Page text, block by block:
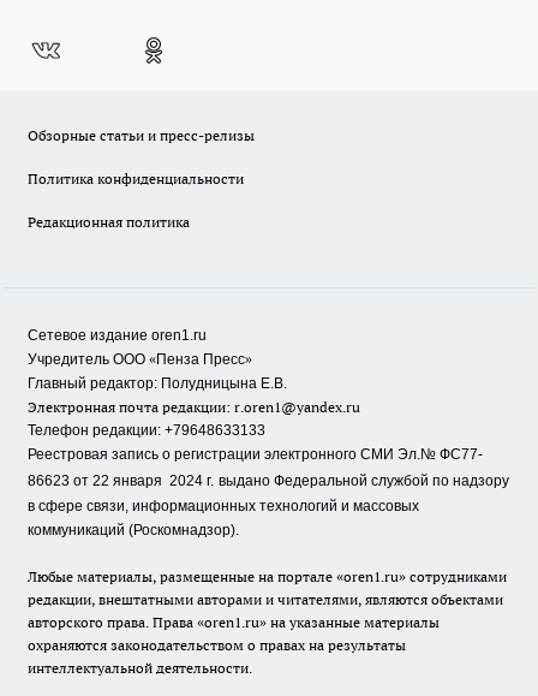
Обзорные статьи и пресс-релизы
Политика конфиденциальности
Редакционная политика
Сетевое издание oren1.ru
Учредитель ООО «Пенза Пресс»
Главный редактор: Полудницына Е.В.
Электронная почта редакции: r.oren1@yandex.ru
Телефон редакции: +79648633133
Реестровая запись о регистрации электронного СМИ Эл.№ ФС77-
86623 от 22 января 2024 г. выдано Федеральной службой по надзору
в сфере связи, информационных технологий и массовых
коммуникаций (Роскомнадзор).
Любые материалы, размещенные на портале «oren1.ru» сотрудниками
редакции, внештатными авторами и читателями, являются объектами
авторского права. Права «oren1.ru» на указанные материалы
охраняются законодательством о правах на результаты
интеллектуальной деятельности.